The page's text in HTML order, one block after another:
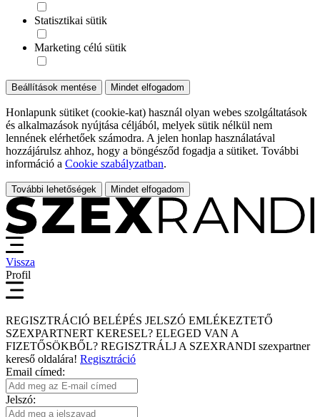
Statisztikai sütik
Marketing célú sütik
Beállítások mentése Mindet elfogadom
Honlapunk sütiket (cookie-kat) használ olyan webes szolgáltatások
és alkalmazások nyújtása céljából, melyek sütik nélkül nem
lennének elérhetőek számodra. A jelen honlap használatával
hozzájárulsz ahhoz, hogy a böngésződ fogadja a sütiket. További
információ a Cookie szabályzatban.
További lehetőségek Mindet elfogadom
Vissza
Profil
REGISZTRÁCIÓ BELÉPÉS JELSZÓ EMLÉKEZTETŐ
SZEXPARTNERT KERESEL? ELEGED VAN A
FIZETŐSÖKBŐL? REGISZTRÁLJ A SZEXRANDI szexpartner
kereső oldalára! Regisztráció
Email címed:
Jelszó: